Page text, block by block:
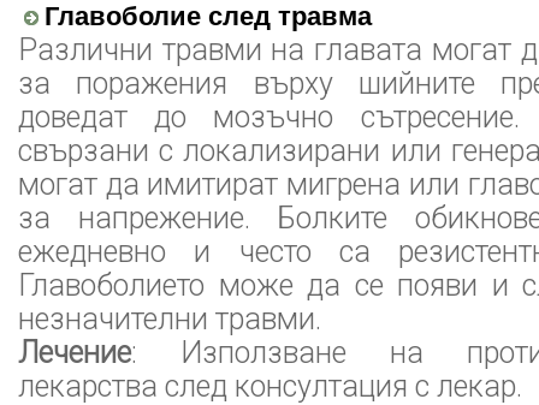
Главоболие след травма
Различни травми на главата могат
за поражения върху шийните
доведат до мозъчно
свързани с локализирани или
могат да имитират мигрена или
за напрежение. Болките
ежедневно и често са
Главоболието може да се появи и
незначителни травми.
Лечение: Използване на
лекарства след консултация с лекар.